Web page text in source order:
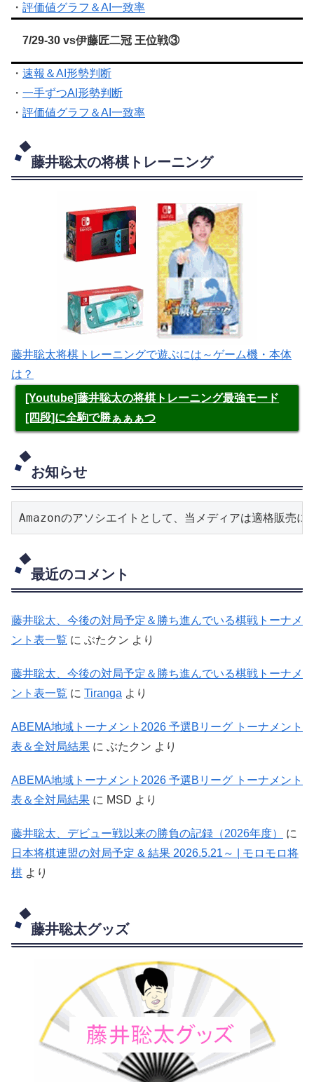
・ 評価値グラフ＆AI一致率
7/29-30 vs伊藤匠二冠 王位戦③
・ 速報＆AI形勢判断
・ 一手ずつAI形勢判断
・ 評価値グラフ＆AI一致率
藤井聡太の将棋トレーニング
藤井聡太将棋トレーニングで遊ぶには～ゲーム機・本体
は？
[Youtube]藤井聡太の将棋トレーニング最強モード
[四段]に全駒で勝ぁぁぁつ
お知らせ
Amazonのアソシエイトとして、当メディアは適格販売に
最近のコメント
藤井聡太、今後の対局予定＆勝ち進んでいる棋戦トーナメ
ント表一覧 に ぶたクン より
藤井聡太、今後の対局予定＆勝ち進んでいる棋戦トーナメ
ント表一覧 に Tiranga より
ABEMA地域トーナメント2026 予選Bリーグ トーナメント
表＆全対局結果 に ぶたクン より
ABEMA地域トーナメント2026 予選Bリーグ トーナメント
表＆全対局結果 に MSD より
藤井聡太、デビュー戦以来の勝負の記録（2026年度）
に
日本将棋連盟の対局予定 & 結果 2026.5.21～ | モロモロ将
棋 より
藤井聡太グッズ